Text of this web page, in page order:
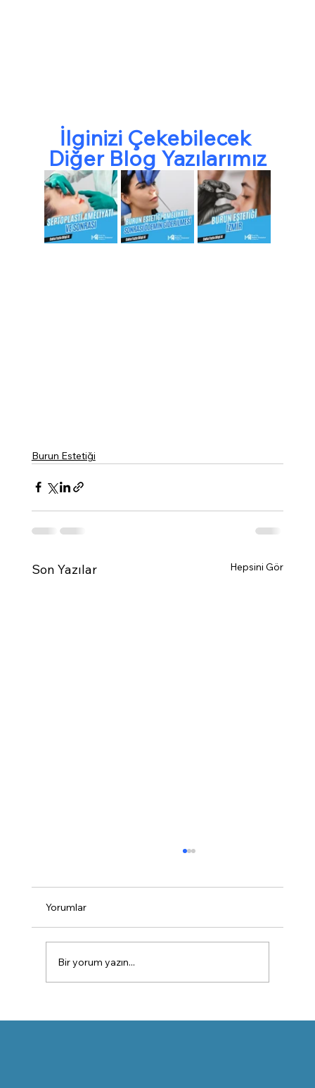
İlginizi Çekebilecek
Diğer Blog Yazılarımız
Burun Estetiği
Son Yazılar Hepsini Gör
Yorumlar
Bir yorum yazın...